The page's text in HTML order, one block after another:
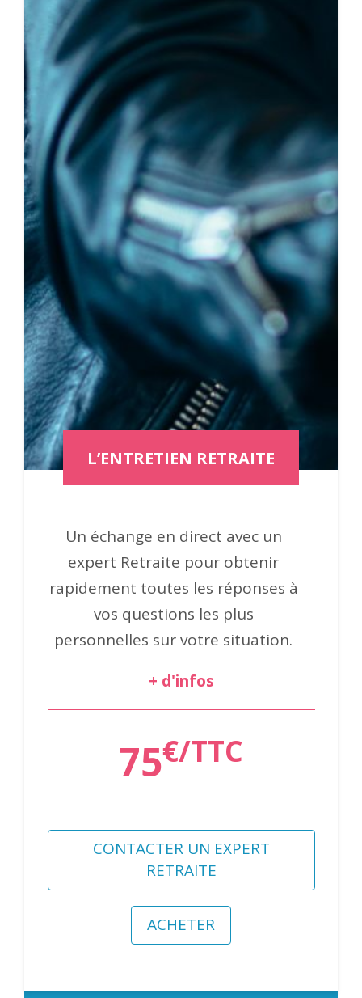
L’ENTRETIEN RETRAITE
Un échange en direct avec un
expert Retraite pour obtenir
rapidement toutes les réponses à
vos questions les plus
personnelles sur votre situation.
+ d'infos
75€/TTC
CONTACTER UN EXPERT
RETRAITE
ACHETER